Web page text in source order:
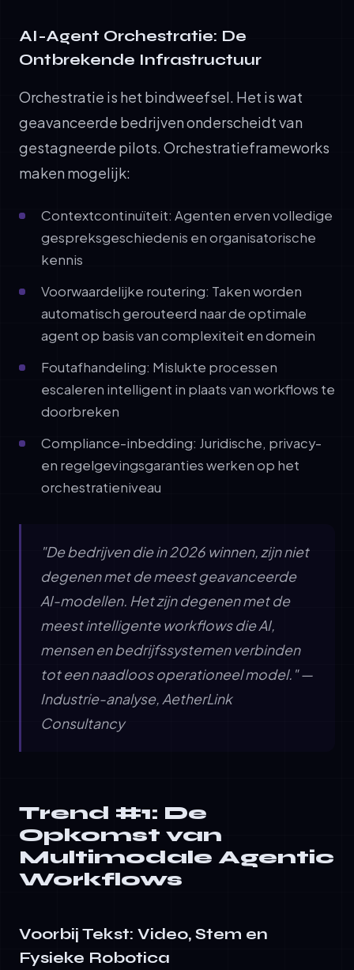
AI-Agent Orchestratie: De
Ontbrekende Infrastructuur
Orchestratie is het bindweefsel. Het is wat
geavanceerde bedrijven onderscheidt van
gestagneerde pilots. Orchestratieframeworks
maken mogelijk:
Contextcontinuïteit: Agenten erven volledige
gespreksgeschiedenis en organisatorische
kennis
Voorwaardelijke routering: Taken worden
automatisch gerouteerd naar de optimale
agent op basis van complexiteit en domein
Foutafhandeling: Mislukte processen
escaleren intelligent in plaats van workflows te
doorbreken
Compliance-inbedding: Juridische, privacy-
en regelgevingsgaranties werken op het
orchestratieniveau
"De bedrijven die in 2026 winnen, zijn niet
degenen met de meest geavanceerde
AI-modellen. Het zijn degenen met de
meest intelligente workflows die AI,
mensen en bedrijfssystemen verbinden
tot een naadloos operationeel model." —
Industrie-analyse, AetherLink
Consultancy
Trend #1: De
Opkomst van
Multimodale Agentic
Workflows
Voorbij Tekst: Video, Stem en
Fysieke Robotica